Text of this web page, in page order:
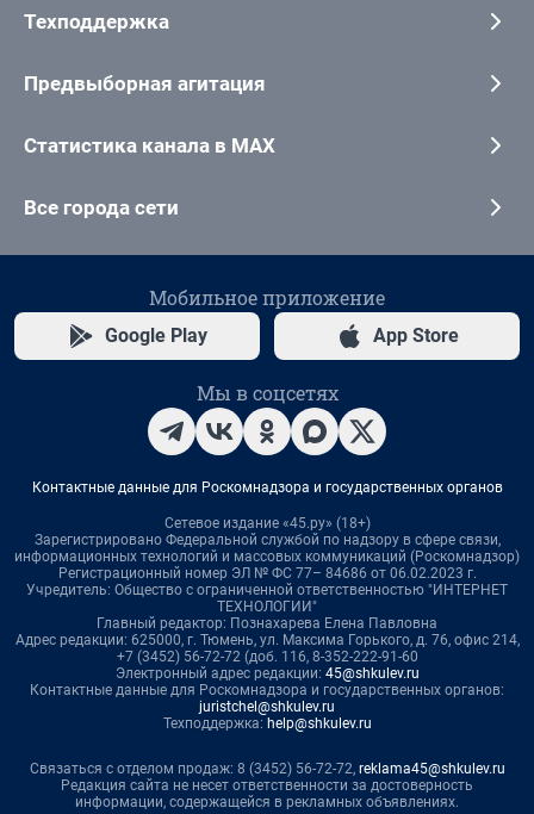
Техподдержка
Предвыборная агитация
Статистика канала в MAX
Все города сети
Мобильное приложение
Google Play App Store
Мы в соцсетях
Контактные данные для Роскомнадзора и государственных органов
Сетевое издание «45.ру» (18+)
Зарегистрировано Федеральной службой по надзору в сфере связи,
информационных технологий и массовых коммуникаций (Роскомнадзор)
Регистрационный номер ЭЛ № ФС 77– 84686 от 06.02.2023 г.
Учредитель: Общество с ограниченной ответственностью "ИНТЕРНЕТ
ТЕХНОЛОГИИ"
Главный редактор: Познахарева Елена Павловна
Адрес редакции: 625000, г. Тюмень, ул. Максима Горького, д. 76, офис 214,
+7 (3452) 56-72-72 (доб. 116, 8-352-222-91-60
Электронный адрес редакции: 45@shkulev.ru
Контактные данные для Роскомнадзора и государственных органов:
juristchel@shkulev.ru
Техподдержка: help@shkulev.ru
Связаться с отделом продаж: 8 (3452) 56-72-72, reklama45@shkulev.ru
Редакция сайта не несет ответственности за достоверность
информации, содержащейся в рекламных объявлениях.